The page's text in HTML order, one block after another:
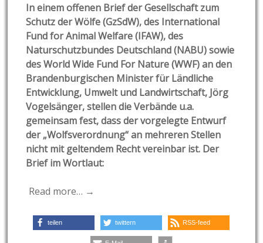
In einem offenen Brief der Gesellschaft zum
Schutz der Wölfe (GzSdW), des International
Fund for Animal Welfare (IFAW), des
Naturschutzbundes Deutschland (NABU) sowie
des World Wide Fund For Nature (WWF) an den
Brandenburgischen Minister für Ländliche
Entwicklung, Umwelt und Landwirtschaft, Jörg
Vogelsänger, stellen die Verbände u.a.
gemeinsam fest, dass der vorgelegte Entwurf
der „Wolfsverordnung“ an mehreren Stellen
nicht mit geltendem Recht vereinbar ist. Der
Brief im Wortlaut:
Read more… →
teilen twittern RSS-feed